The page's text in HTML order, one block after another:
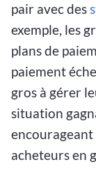
pair avec des
exemple, les
plans de
paiement
gros à gérer
situation
encourageant
acheteurs en